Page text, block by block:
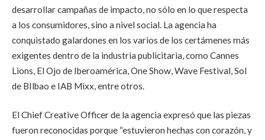
desarrollar campañas de impacto, no sólo en lo que respecta
a los consumidores, sino a nivel social. La agencia ha
conquistado galardones en los varios de los certámenes más
exigentes dentro de la industria publicitaria, como Cannes
Lions, El Ojo de Iberoamérica, One Show, Wave Festival, Sol
de BIlbao e IAB Mixx, entre otros.
El Chief Creative Officer de la agencia expresó que las piezas
fueron reconocidas porque “estuvieron hechas con corazón, y